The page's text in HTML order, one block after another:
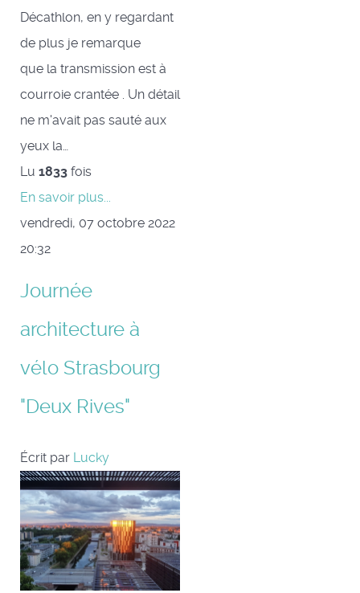
Décathlon, en y regardant
de plus je remarque
que la transmission est à
courroie crantée . Un détail
ne m'avait pas sauté aux
yeux la…
Lu 1833 fois
En savoir plus...
vendredi, 07 octobre 2022
20:32
Journée
architecture à
vélo Strasbourg
"Deux Rives"
Écrit par Lucky